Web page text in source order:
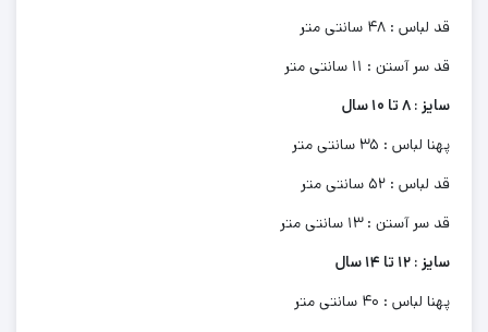
قد لباس : 48 سانتی متر
قد سر آستن : 11 سانتی متر
سایز : 8 تا 10 سال
پهنا لباس : 35 سانتی متر
قد لباس : 52 سانتی متر
قد سر آستن : 13 سانتی متر
سایز : 12 تا 14 سال
پهنا لباس : 40 سانتی متر